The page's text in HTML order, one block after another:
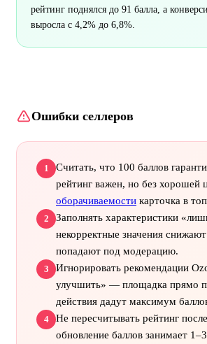
рейтинг поднялся до 91 балла, а
выросла с 4,2% до 6,8%.
Ошибки селлеров
1
Считать, что 100 баллов
рейтинг важен, но без хорошей
оборачиваемости карточка в
2
Заполнять характеристики
некорректные значения снижают
попадают под модерацию.
3
Игнорировать рекомендации
улучшить» — площадка прямо
действия дадут максимум
4
Не пересчитывать рейтинг
обновление баллов занимает